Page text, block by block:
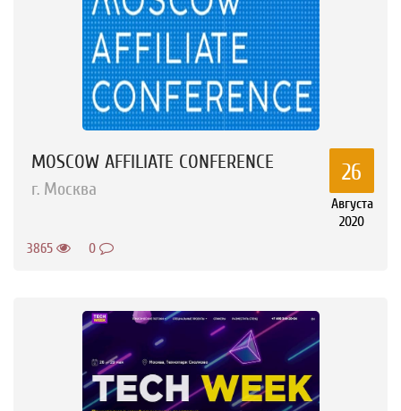
MOSCOW AFFILIATE CONFERENCE
г. Москва
26
Августа
2020
3865
0